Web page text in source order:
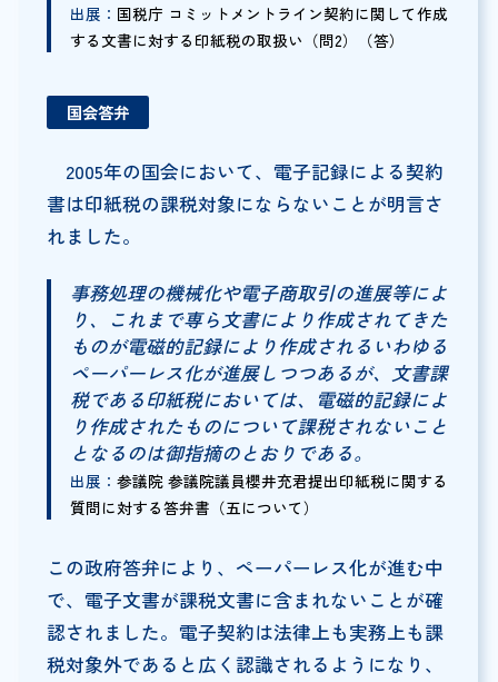
出展： 国税庁 コミットメントライン契約に関して作成
する文書に対する印紙税の取扱い（問2）（答）
国会答弁
2005年の国会において、電子記録による契約
書は印紙税の課税対象にならないことが明言さ
れました。
事務処理の機械化や電子商取引の進展等によ
り、これまで専ら文書により作成されてきた
ものが電磁的記録により作成されるいわゆる
ペーパーレス化が進展しつつあるが、文書課
税である印紙税においては、電磁的記録によ
り作成されたものについて課税されないこと
となるのは御指摘のとおりである。
出展： 参議院 参議院議員櫻井充君提出印紙税に関する
質問に対する答弁書（五について）
この政府答弁により、ペーパーレス化が進む中
で、電子文書が課税文書に含まれないことが確
認されました。電子契約は法律上も実務上も課
税対象外であると広く認識されるようになり、